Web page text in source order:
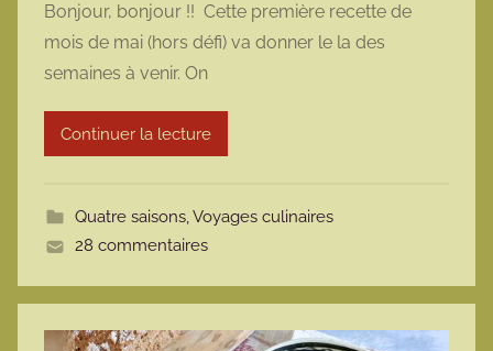
m
a
r
m
t
e
Bonjour, bonjour !! Cette première recette de
mois de mai (hors défi) va donner le la des
semaines à venir. On
Continuer la lecture
Quatre saisons,Voyages culinaires
28 commentaires